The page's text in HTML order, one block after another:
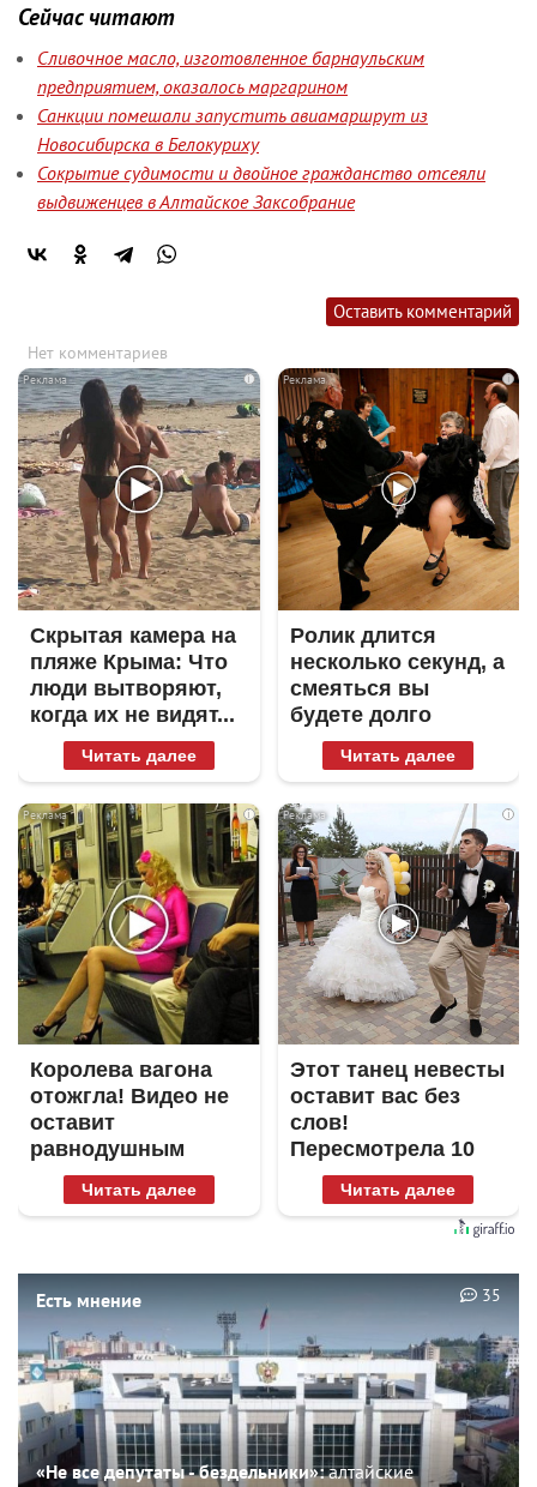
Сейчас читают
Сливочное масло, изготовленное барнаульским
предприятием, оказалось маргарином
Санкции помешали запустить авиамаршрут из
Новосибирска в Белокуриху
Сокрытие судимости и двойное гражданство отсеяли
выдвиженцев в Алтайское Заксобрание
Оставить комментарий
Нет комментариев
i
Скрытая камера на
пляже Крыма: Что
люди вытворяют,
когда их не видят...
Читать далее
i
Ролик длится
несколько секунд, а
смеяться вы
будете долго
Читать далее
i
Королева вагона
отожгла! Видео не
оставит
равнодушным
Читать далее
i
Этот танец невесты
оставит вас без
слов!
Пересмотрела 10
раз
Читать далее
Есть мнение
«Не все депутаты - бездельники»:алтайские
35